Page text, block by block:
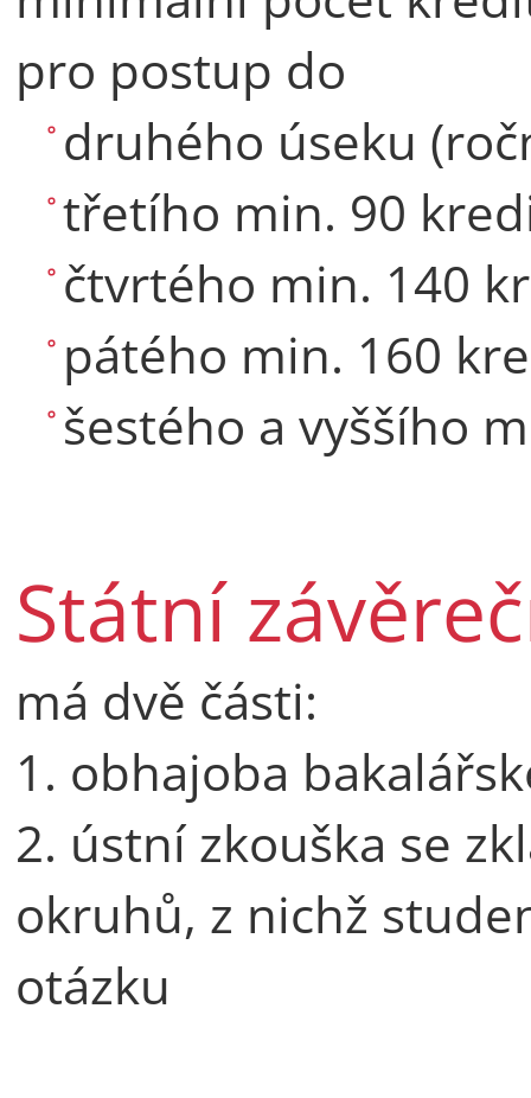
pro postup do
druhého úseku
třetího min. 90
čtvrtého min. 140
pátého min. 160
šestého a vyššího
Státní
má dvě části:
1. obhajoba
2. ústní zkouška se
okruhů, z nichž
otázku